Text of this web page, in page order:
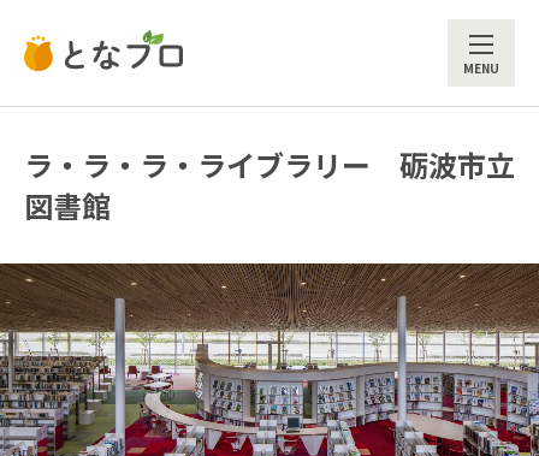
ラ・ラ・ラ・ライブラリー 砺波市立
図書館